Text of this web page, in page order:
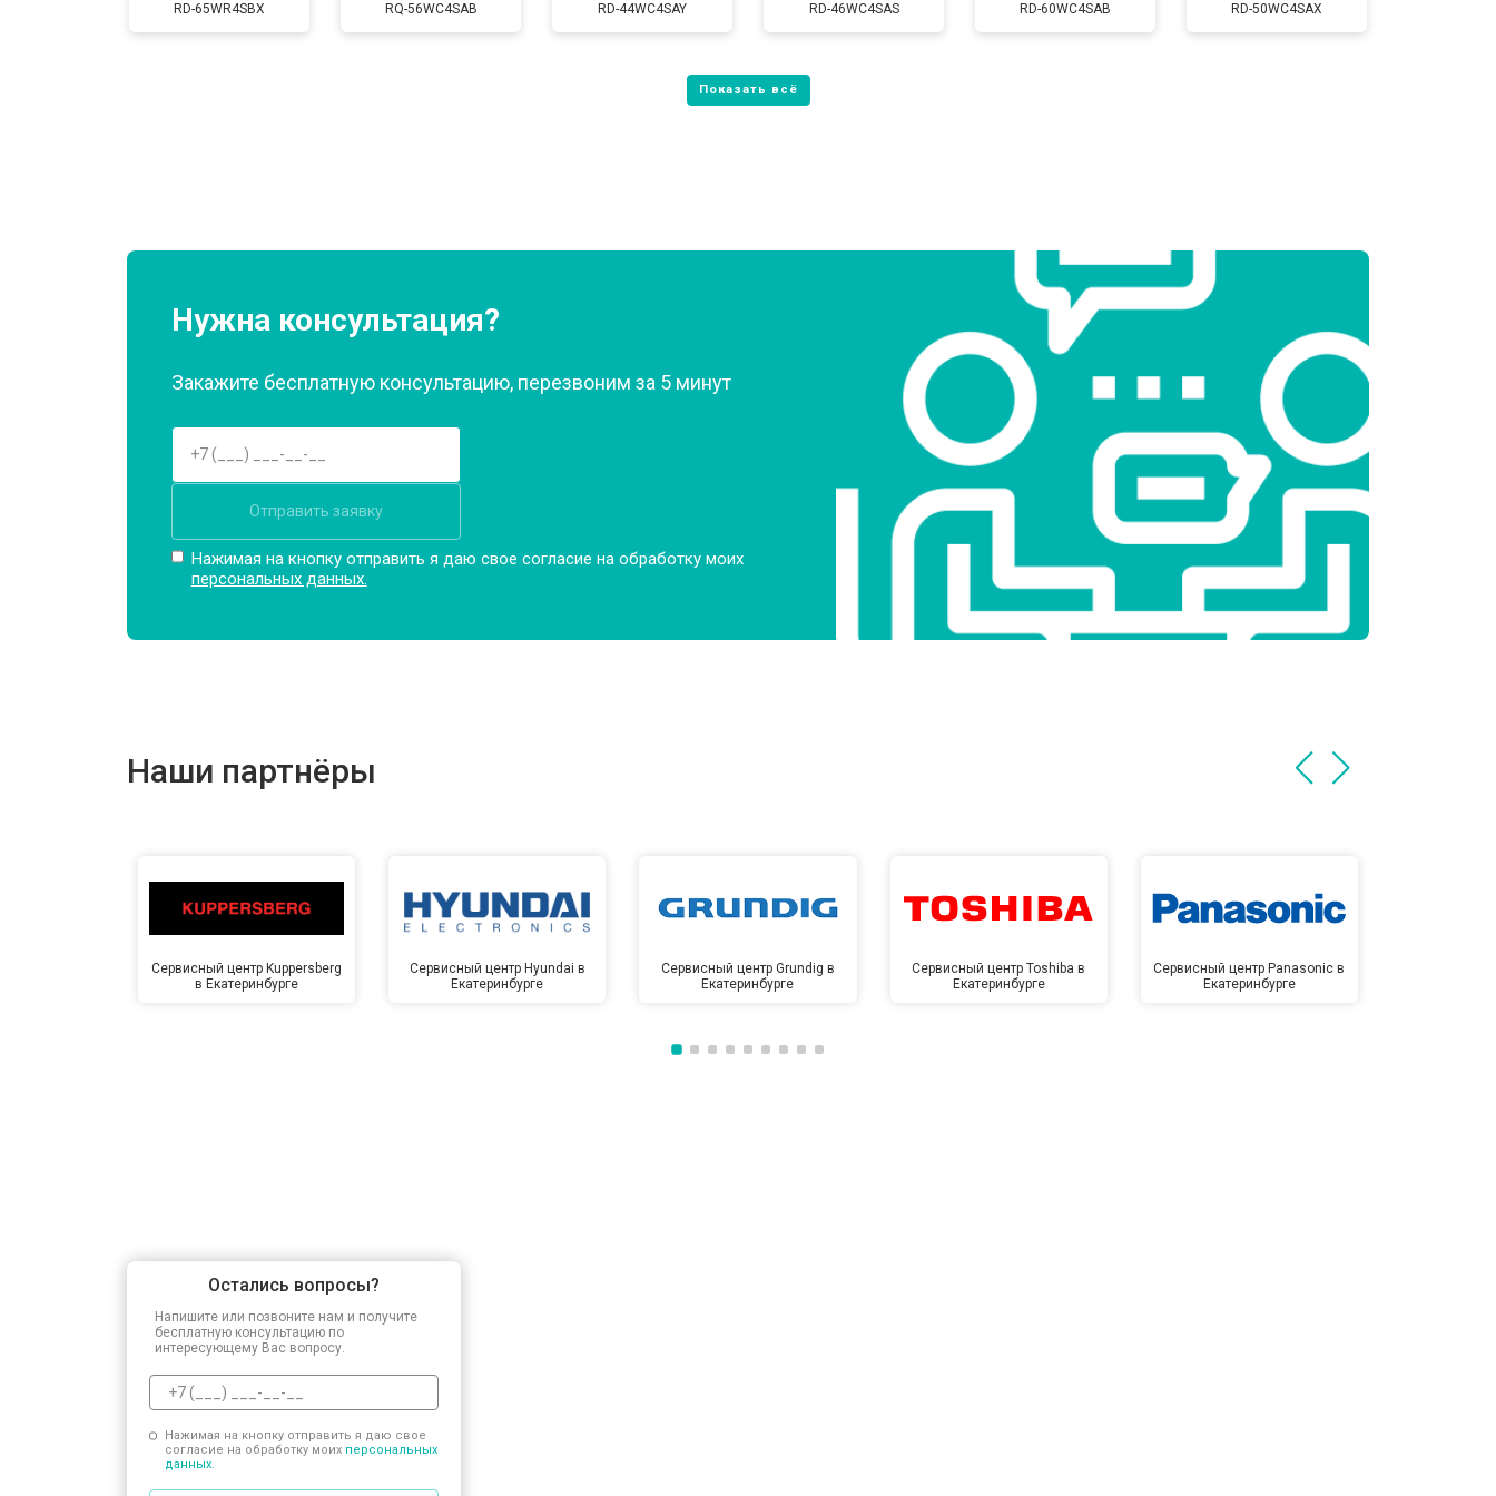
от 80 мин
RD-65WR4SBX RQ-56WC4SAB RD-44WC4SAY RD-46WC4SAS RD-60WC4SAB RD-50WC4SAX
Нужна консультация?
Закажите бесплатную консультацию, перезвоним за 5 минут
Отправить заявку
Нажимая на кнопку отправить я даю свое согласие на обработку моих
персональных данных.
Наши партнёры
Сервисный центр Kuppersberg
в Екатеринбурге
Сервисный центр Hyundai в
Екатеринбурге
Сервисный центр Grundig в
Екатеринбурге
Сервисный центр Toshiba в
Екатеринбурге
Сервисный центр Panasonic в
Екатеринбурге
Остались вопросы?
Напишите или позвоните нам и получите
бесплатную консультацию по
интересующему Вас вопросу.
Нажимая на кнопку отправить я даю свое
согласие на обработку моих персональных
данных.